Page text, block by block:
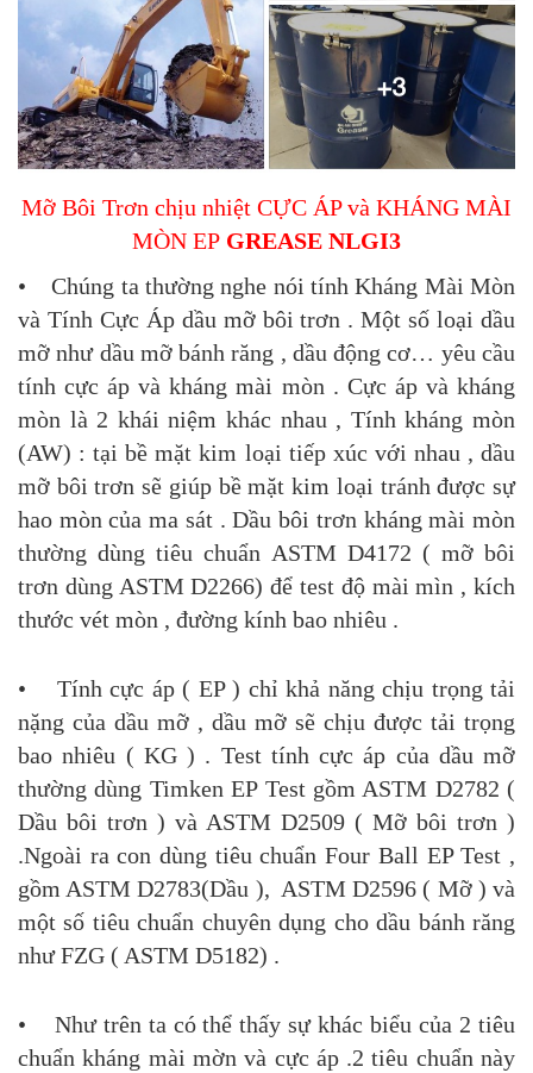
Mỡ Bôi Trơn chịu nhiệt CỰC ÁP và KHÁNG MÀI
MÒN EP GREASE NLGI3
• Chúng ta thường nghe nói tính Kháng Mài Mòn
và Tính Cực Áp dầu mỡ bôi trơn . Một số loại dầu
mỡ như dầu mỡ bánh răng , dầu động cơ… yêu cầu
tính cực áp và kháng mài mòn . Cực áp và kháng
mòn là 2 khái niệm khác nhau , Tính kháng mòn
(AW) : tại bề mặt kim loại tiếp xúc với nhau , dầu
mỡ bôi trơn sẽ giúp bề mặt kim loại tránh được sự
hao mòn của ma sát . Dầu bôi trơn kháng mài mòn
thường dùng tiêu chuẩn ASTM D4172 ( mỡ bôi
trơn dùng ASTM D2266) để test độ mài mìn , kích
thước vét mòn , đường kính bao nhiêu .
• Tính cực áp ( EP ) chỉ khả năng chịu trọng tải
nặng của dầu mỡ , dầu mỡ sẽ chịu được tải trọng
bao nhiêu ( KG ) . Test tính cực áp của dầu mỡ
thường dùng Timken EP Test gồm ASTM D2782 (
Dầu bôi trơn ) và ASTM D2509 ( Mỡ bôi trơn )
.Ngoài ra con dùng tiêu chuẩn Four Ball EP Test ,
gồm ASTM D2783(Dầu ), ASTM D2596 ( Mỡ ) và
một số tiêu chuẩn chuyên dụng cho dầu bánh răng
như FZG ( ASTM D5182) .
• Như trên ta có thể thấy sự khác biểu của 2 tiêu
chuẩn kháng mài mờn và cực áp .2 tiêu chuẩn này